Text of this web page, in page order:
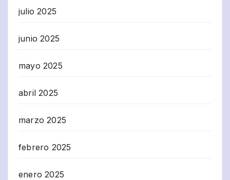
julio 2025
junio 2025
mayo 2025
abril 2025
marzo 2025
febrero 2025
enero 2025